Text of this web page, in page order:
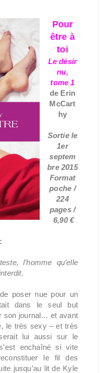
Pour
être à
toi
Le désir
nu,
tome 1
de Erin
McCart
hy
Sortie le
1er
septem
bre 2015
Format
poche /
224
pages /
6,90 €
l’homme qu’elle
poser nue pour un
dans le seul but
son journal… et avant
le très sexy – et très
lui aussi sur le
enchaîné si vite
le fil des
jusqu’au lit de Kyle